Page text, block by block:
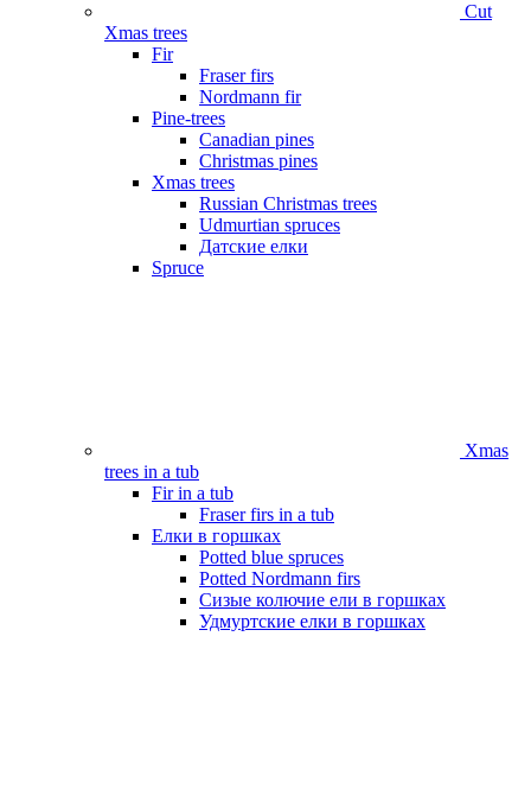
Сut
Xmas trees
Fir
Fraser firs
Nordmann fir
Pine-trees
Canadian pines
Christmas pines
Xmas trees
Russian Christmas trees
Udmurtian spruces
Датские елки
Spruce
Xmas
trees in a tub
Fir in a tub
Fraser firs in a tub
Елки в горшках
Potted blue spruces
Potted Nordmann firs
Сизые колючие ели в горшках
Удмуртские елки в горшках